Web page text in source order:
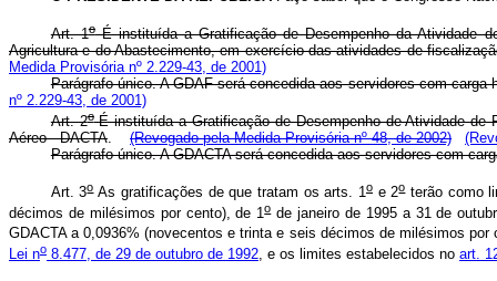
Art. 1oÉ instituída a Gratificação de Desempenho da Atividade
Agricultura e do Abastecimento, em exercício das atividades de
Medida Provisória nº 2.229-43, de 2001)
Parágrafo único. A GDAF será concedida aos servidores
nº 2.229-43, de 2001)
Art. 2oÉ instituída a Gratificação de Desempenho de Atividade de
Aéreo - DACTA
(Revogado pela Medida Provisória nº 48, de 2002)
Parágrafo único. A GDACTA será concedida aos servidores
Art. 3oAs gratificações de que tratam os arts. 1o e 2oterão como
décimos de milésimos por cento), de 1ode janeiro de 1995 a 31 de
GDACTA a 0,0936% (novecentos e trinta e seis décimos de milésimos por
Lei no 8.477, de 29 de outubro de 1992 , e os limites estabelecidos no art.